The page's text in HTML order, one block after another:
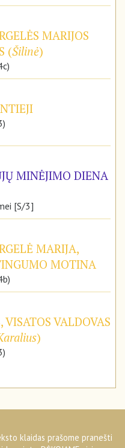
MARIJOS
(Šilinė)
MINĖJIMO DIENA
[S/3]
MARIJA,
MOTINA
VISATOS VALDOVAS
)
klaidas prašome pranešti